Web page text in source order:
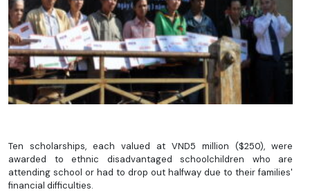
Ten scholarships, each valued at VND5 million ($250), were
awarded to ethnic disadvantaged schoolchildren who are
attending school or had to drop out halfway due to their families'
financial difficulties.